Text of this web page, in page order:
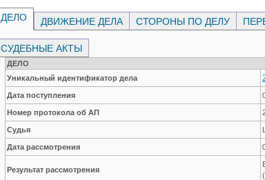
ДЕЛО ДВИЖЕНИЕ ДЕЛА СТОРОНЫ ПО ДЕЛУ
СУДЕБНЫЕ АКТЫ
ДЕЛО
Уникальный идентификатор дела
Дата поступления
Номер протокола об АП
Судья
Дата рассмотрения
Результат рассмотрения